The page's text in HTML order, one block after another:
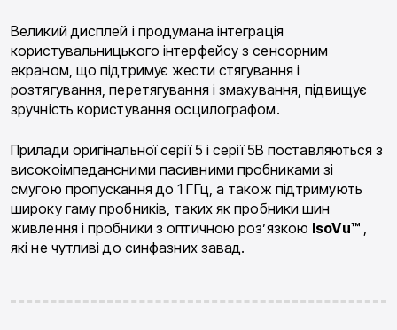
Великий дисплей і продумана інтеграція
користувальницького інтерфейсу з сенсорним
екраном, що підтримує жести стягування і
розтягування, перетягування і змахування, підвищує
зручність користування осцилографом.
Прилади оригінальної серії 5 і серії 5В поставляються з
високоімпедансними пасивними пробниками зі
смугою пропускання до 1 ГГц, а також підтримують
широку гаму пробників, таких як пробники шин
живлення і пробники з оптичною роз’язкою IsoVu™,
які не чутливі до синфазних завад.